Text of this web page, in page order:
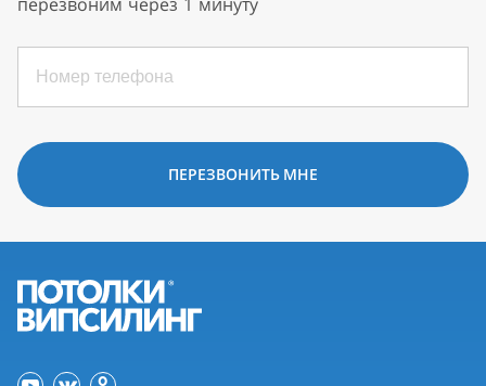
ПЕРЕЗВОНИТЬ МНЕ